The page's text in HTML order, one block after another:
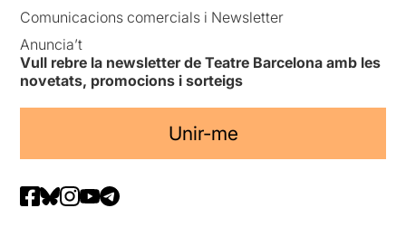
Comunicacions comercials i Newsletter
Anuncia’t
Vull rebre la newsletter de Teatre Barcelona amb les
novetats, promocions i sorteigs
Unir-me